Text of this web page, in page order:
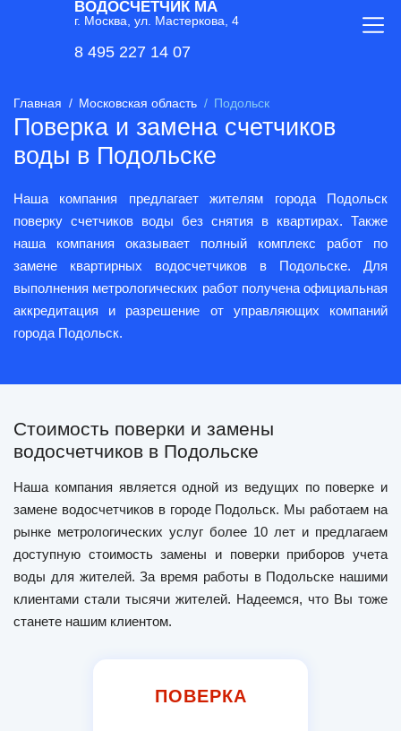
ВОДОСЧЕТЧИК МА
г. Москва, ул. Мастеркова, 4
8 495 227 14 07
Главная Московская область Подольск
Поверка и замена счетчиков
воды в Подольске
Наша компания предлагает жителям города Подольск
поверку счетчиков воды без снятия в квартирах. Также
наша компания оказывает полный комплекс работ по
замене квартирных водосчетчиков в Подольске. Для
выполнения метрологических работ получена официальная
аккредитация и разрешение от управляющих компаний
города Подольск.
Стоимость поверки и замены
водосчетчиков в Подольске
Наша компания является одной из ведущих по поверке и
замене водосчетчиков в городе Подольск. Мы работаем на
рынке метрологических услуг более 10 лет и предлагаем
доступную стоимость замены и поверки приборов учета
воды для жителей. За время работы в Подольске нашими
клиентами стали тысячи жителей. Надеемся, что Вы тоже
станете нашим клиентом.
ПОВЕРКА